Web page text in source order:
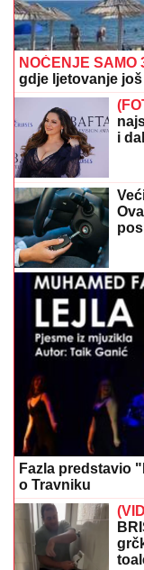
NOĆENJE SAMO
gdje ljetovanje
i
Fazla predstavio
o Travniku